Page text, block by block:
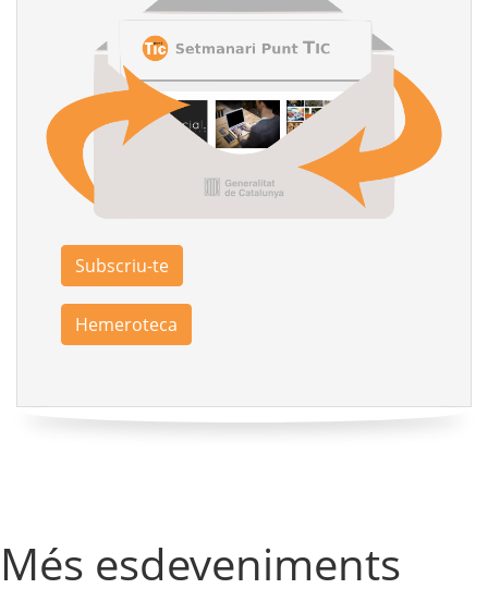
Subscriu-te
Hemeroteca
Més esdeveniments